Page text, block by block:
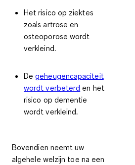
Het risico op ziektes
zoals artrose en
osteoporose wordt
verkleind.
Degeheugencapaciteit
wordt verbeterd en het
risico op dementie
wordt verkleind.
Bovendien neemt uw
algehele welzijn toe na een